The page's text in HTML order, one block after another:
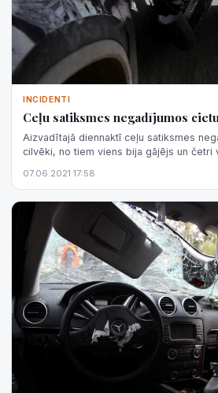
INCIDENTI
Ceļu satiksmes negadījumos
Aizvadītajā diennaktī ceļu satiksmes
cilvēki, no tiem viens bija gājējs un četri
07.06.2021 17:58